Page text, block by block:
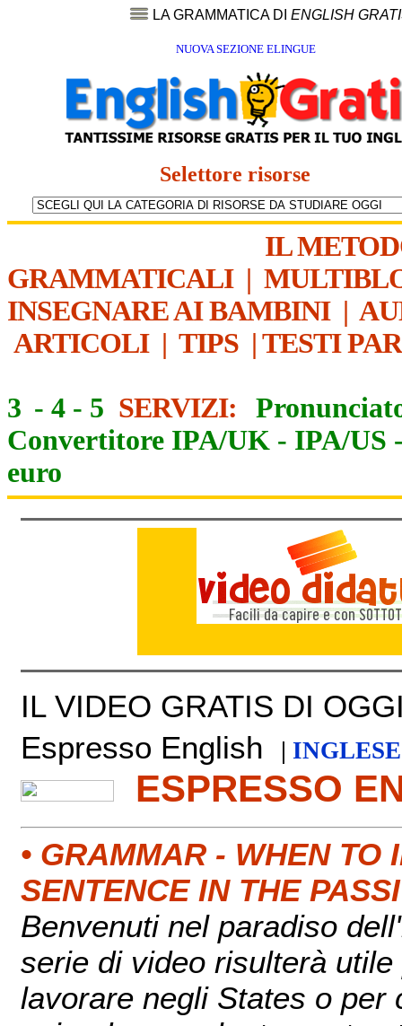
LA GRAMMATICA DI ENGLISH
NUOVA SEZIONE ELINGUE
Selettore risorse
IL
GRAMMATICALI|
INSEGNARE AI BAMBINI|
ARTICOLI| TIPS | TESTI
3 - 4 - 5 SERVIZI:
Convertitore IPA/UK - IPA/US
euro
IL VIDEO GRATIS DI
Espresso English
|
ESPRESSO
• GRAMMAR - WHEN
SENTENCE IN THE
Benvenuti nel paradiso
serie di video risulterà
lavorare negli States o per